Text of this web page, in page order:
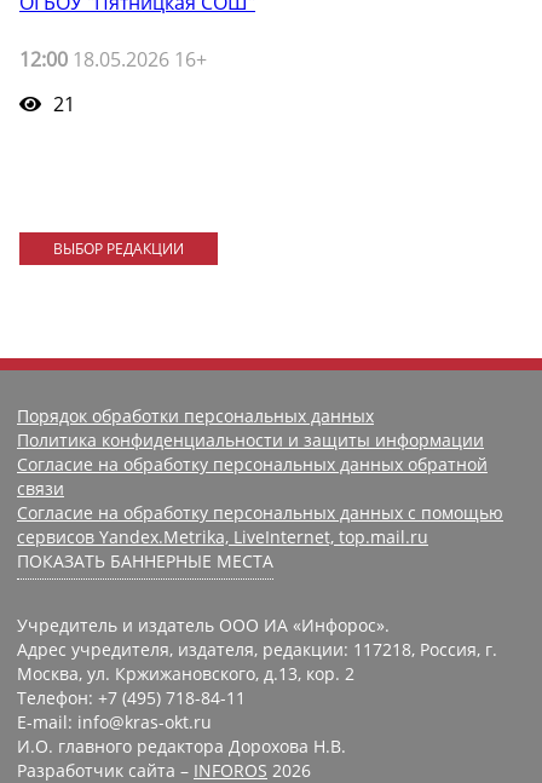
12:00 18.05.2026 16+
21
ВЫБОР РЕДАКЦИИ
Порядок обработки персональных данных
Политика конфиденциальности и защиты информации
Согласие на обработку персональных данных обратной
связи
Согласие на обработку персональных данных с помощью
сервисов Yandex.Metrika, LiveInternet, top.mail.ru
ПОКАЗАТЬ БАННЕРНЫЕ МЕСТА
Учредитель и издатель ООО ИА «Инфорос».
Адрес учредителя, издателя, редакции: 117218, Россия, г.
Москва, ул. Кржижановского, д.13, кор. 2
Телефон: +7 (495) 718-84-11
E-mail: info@kras-okt.ru
И.О. главного редактора Дорохова Н.В.
Разработчик сайта – INFOROS 2026